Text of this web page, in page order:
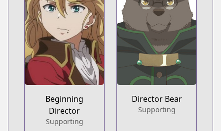
Beginning
Director
Supporting
Director Bear
Supporting